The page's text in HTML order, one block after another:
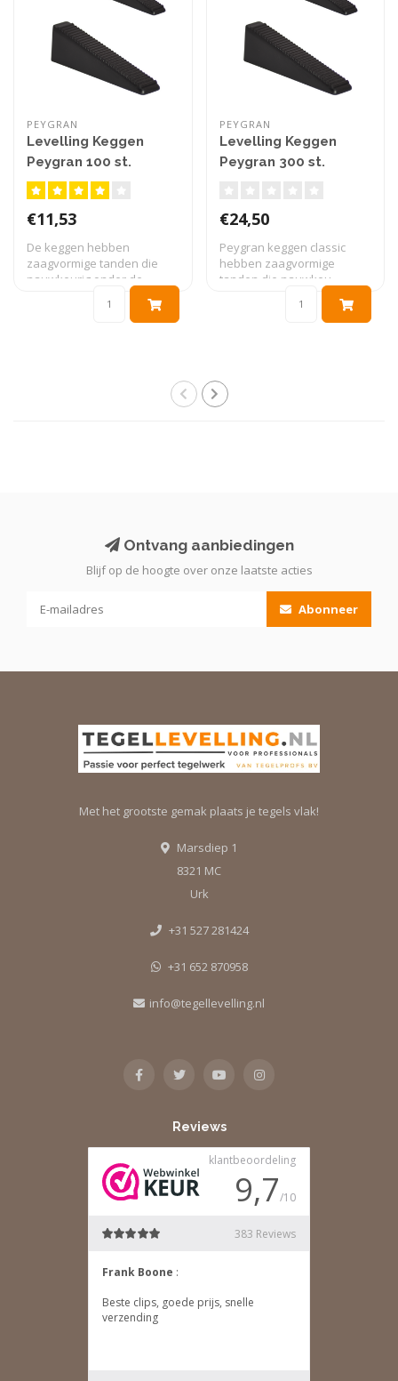
PEYGRAN
Levelling Keggen
Peygran 100 st.
€11,53
De keggen hebben
zaagvormige tanden die
nauwkeurig onder de ..
PEYGRAN
Levelling Keggen
Peygran 300 st.
€24,50
Peygran keggen classic
hebben zaagvormige
tanden die nauwkeu..
Ontvang aanbiedingen
Blijf op de hoogte over onze laatste acties
Abonneer
Met het grootste gemak plaats je tegels vlak!
Marsdiep 1
8321 MC
Urk
+31 527 281424
+31 652 870958
info@tegellevelling.nl
Reviews